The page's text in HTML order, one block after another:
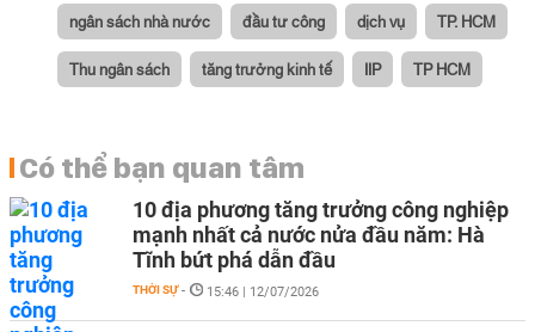
ngân sách nhà nước đầu tư công dịch vụ TP. HCM
Thu ngân sách tăng trưởng kinh tế IIP TP HCM
Có thể bạn quan tâm
10 địa phương tăng trưởng công nghiệp
mạnh nhất cả nước nửa đầu năm: Hà
Tĩnh bứt phá dẫn đầu
THỜI SỰ - 15:46 | 12/07/2026